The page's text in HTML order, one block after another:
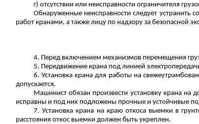
г) отсутствии или неисправности ограничителя
Обнаруженные неисправности следует устранить
работ кранами, а также лицу по надзору за безопасной
4. Перед включением механизмов перемещения
5. Передвижение крана под линией
6. Установка крана для работы на
допускается.
Машинист обязан произвести установку крана на
исправны и под них подложены прочные и устойчивые
7. Установка крана на краю откоса выемки в
расстояния откос выемки должен быть укреплен.